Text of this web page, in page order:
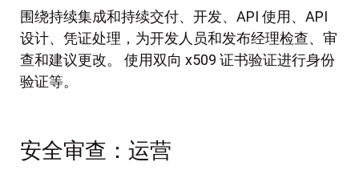
围绕持续集成和持续交付、开发、API 使用、API
设计、凭证处理，为开发人员和发布经理检查、审
查和建议更改。 使用双向 x509 证书验证进行身份
验证等。
安全审查：运营